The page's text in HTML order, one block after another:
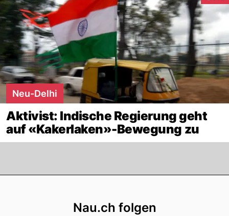
Neu-Delhi
Aktivist: Indische Regierung geht
auf «Kakerlaken»-Bewegung zu
Nau.ch folgen